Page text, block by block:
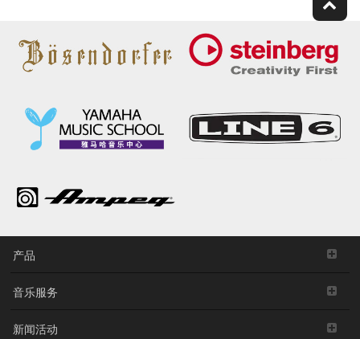
产品
音乐服务
新闻活动